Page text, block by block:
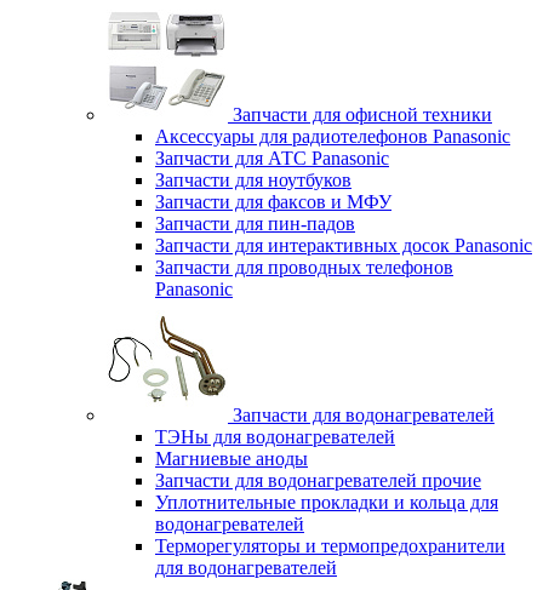
Запчасти для офисной техники
Аксессуары для радиотелефонов Panasonic
Запчасти для АТС Panasonic
Запчасти для ноутбуков
Запчасти для факсов и МФУ
Запчасти для пин-падов
Запчасти для интерактивных досок Panasonic
Запчасти для проводных телефонов
Panasonic
Запчасти для водонагревателей
ТЭНы для водонагревателей
Магниевые аноды
Запчасти для водонагревателей прочие
Уплотнительные прокладки и кольца для
водонагревателей
Терморегуляторы и термопредохранители
для водонагревателей